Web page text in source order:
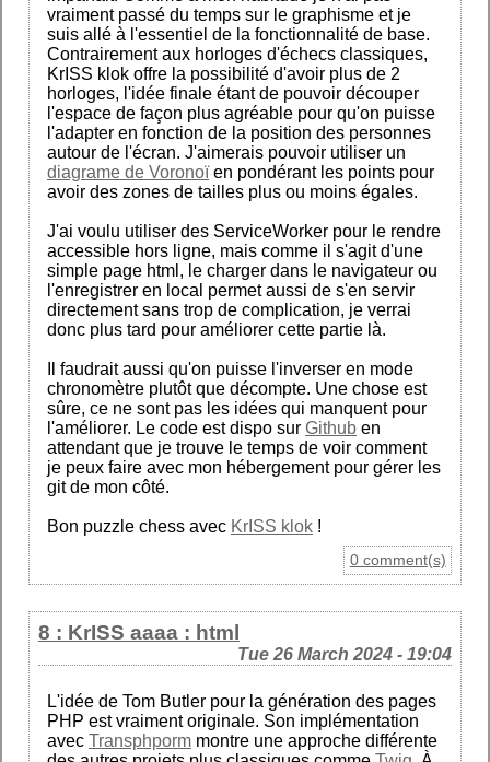
vraiment passé du temps sur le graphisme et je
suis allé à l'essentiel de la fonctionnalité de base.
Contrairement aux horloges d'échecs classiques,
KrISS klok offre la possibilité d'avoir plus de 2
horloges, l'idée finale étant de pouvoir découper
l'espace de façon plus agréable pour qu'on puisse
l'adapter en fonction de la position des personnes
autour de l'écran. J'aimerais pouvoir utiliser un
diagrame de Voronoïen pondérant les points pour
avoir des zones de tailles plus ou moins égales.
J'ai voulu utiliser des ServiceWorker pour le rendre
accessible hors ligne, mais comme il s'agit d'une
simple page html, le charger dans le navigateur ou
l'enregistrer en local permet aussi de s'en servir
directement sans trop de complication, je verrai
donc plus tard pour améliorer cette partie là.
Il faudrait aussi qu'on puisse l'inverser en mode
chronomètre plutôt que décompte. Une chose est
sûre, ce ne sont pas les idées qui manquent pour
l'améliorer. Le code est dispo sur Github en
attendant que je trouve le temps de voir comment
je peux faire avec mon hébergement pour gérer les
git de mon côté.
Bon puzzle chess avec KrISS klok !
0 comment(s)
8 : KrISS aaaa : html
Tue 26 March 2024 - 19:04
L'idée de Tom Butler pour la génération des pages
PHP est vraiment originale. Son implémentation
avec Transphporm montre une approche différente